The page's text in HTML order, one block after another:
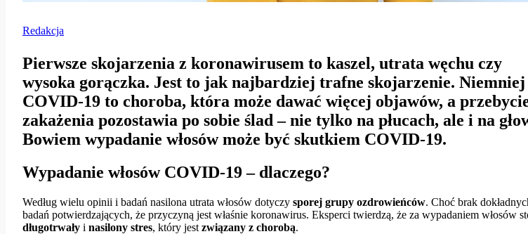
Redakcja
Pierwsze skojarzenia z koronawirusem to kaszel, utrata węchu czy
wysoka gorączka. Jest to jak najbardziej trafne skojarzenie. Niemniej
COVID-19 to choroba, która może dawać więcej objawów, a
zakażenia pozostawia po sobie ślad – nie tylko na płucach, ale i na
Bowiem wypadanie włosów może być skutkiem COVID-19.
Wypadanie włosów COVID-19 – dlaczego?
Według wielu opinii i badań nasilona utrata włosów dotyczy sporej grupy ozdrowieńców. Choć brak
badań potwierdzających, że przyczyną jest właśnie koronawirus. Eksperci twierdzą, że za wypadaniem włosów
długotrwały i nasilony stres, który jest związany z chorobą.